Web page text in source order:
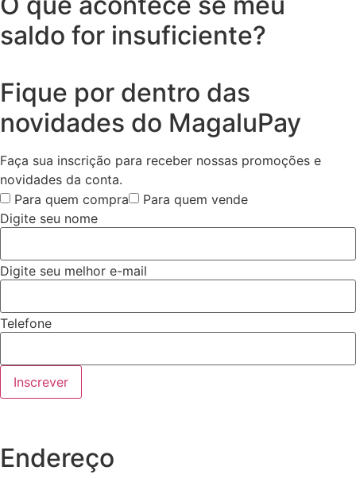
saldo for insuficiente?
Fique por dentro das
novidades do MagaluPay
Faça sua inscrição para receber nossas promoções e
novidades da conta.
Para quem compra
Para quem vende
Digite seu nome
Digite seu melhor e-mail
Telefone
Inscrever
Endereço